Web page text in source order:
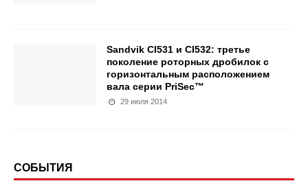
Sandvik CI531 и CI532: третье
поколение роторных дробилок с
горизонтальным расположением
вала серии PriSec™
29 июля 2014
СОБЫТИЯ